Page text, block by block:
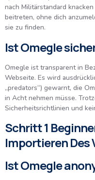
nach Militärstandard
beitreten, ohne dich
sie zu finden.
Ist Omegle
Omegle ist transparent in
Webseite. Es wird
„predators“) gewarnt, die
in Acht nehmen müsse.
Sicherheitsrichtlinien und
Schritt 1
Importieren Des
Ist Omegle